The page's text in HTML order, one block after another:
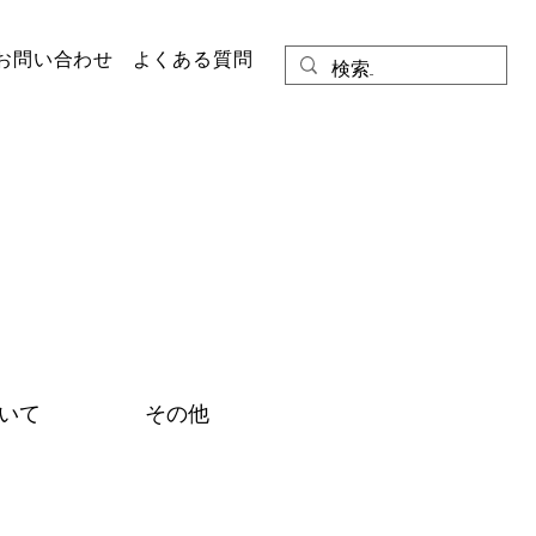
問い合わせ よくある質問
て その他